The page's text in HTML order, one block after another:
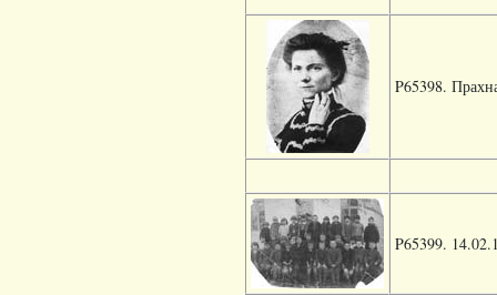
P65398.
P65399.